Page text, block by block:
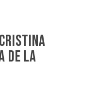
de la